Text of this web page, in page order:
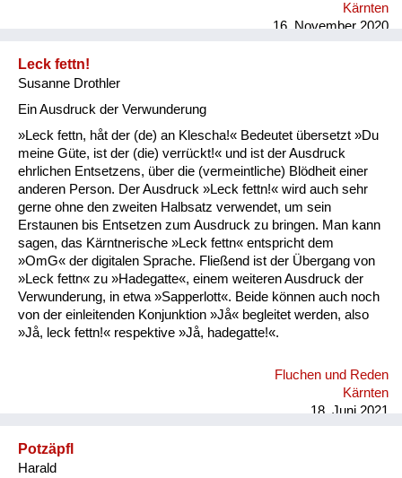
Kärnten
16. November 2020
Leck fettn!
Susanne Drothler
Ein Ausdruck der Verwunderung
»Leck fettn, håt der (de) an Klescha!« Bedeutet übersetzt »Du
meine Güte, ist der (die) verrückt!« und ist der Ausdruck
ehrlichen Entsetzens, über die (vermeintliche) Blödheit einer
anderen Person. Der Ausdruck »Leck fettn!« wird auch sehr
gerne ohne den zweiten Halbsatz verwendet, um sein
Erstaunen bis Entsetzen zum Ausdruck zu bringen. Man kann
sagen, das Kärntnerische »Leck fettn« entspricht dem
»OmG« der digitalen Sprache. Fließend ist der Übergang von
»Leck fettn« zu »Hadegatte«, einem weiteren Ausdruck der
Verwunderung, in etwa »Sapperlott«. Beide können auch noch
von der einleitenden Konjunktion »Jå« begleitet werden, also
»Jå, leck fettn!« respektive »Jå, hadegatte!«.
Fluchen und Reden
Kärnten
18. Juni 2021
Potzäpfl
Harald